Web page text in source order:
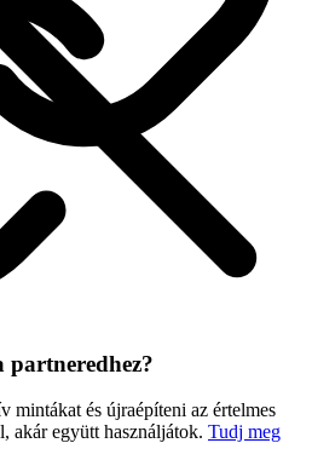
partneredhez?
mintákat és újraépíteni az értelmes
akár együtt használjátok. Tudj meg